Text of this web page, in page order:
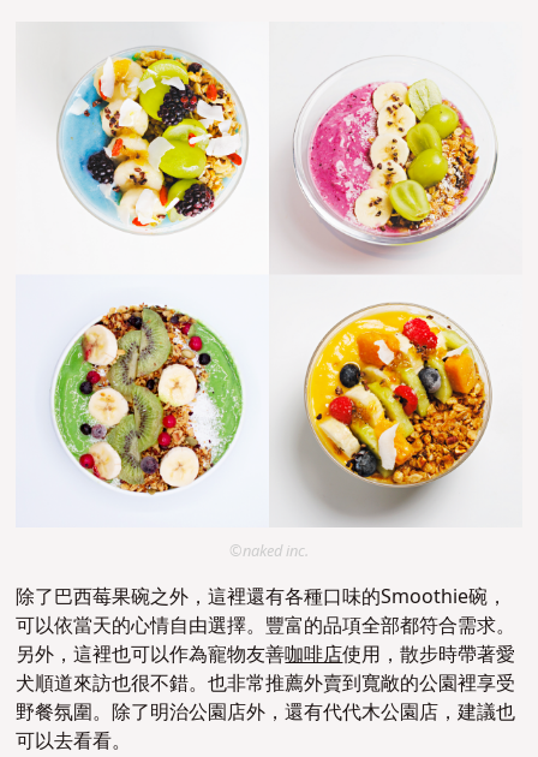
©naked inc.
除了巴西莓果碗之外，這裡還有各種口味的Smoothie碗，
可以依當天的心情自由選擇。豐富的品項全部都符合需求。
另外，這裡也可以作為寵物友善咖啡店使用，散步時帶著愛
犬順道來訪也很不錯。也非常推薦外賣到寬敞的公園裡享受
野餐氛圍。除了明治公園店外，還有代代木公園店，建議也
可以去看看。